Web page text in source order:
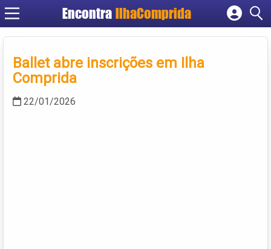
EncontraIlhaComprida
Cadastrar empresa
Criar conta
Ballet abre inscrições em Ilha
Comprida
22/01/2026